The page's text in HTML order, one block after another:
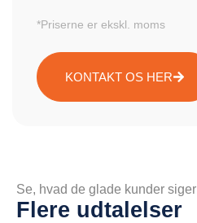
*Priserne er ekskl. moms
KONTAKT OS HER
Se, hvad de glade kunder siger
Flere udtalelser